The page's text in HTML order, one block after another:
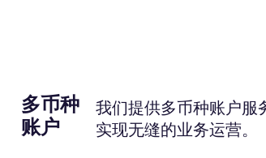
多币种
账户
我们提供多币种账户服
实现无缝的业务运营。